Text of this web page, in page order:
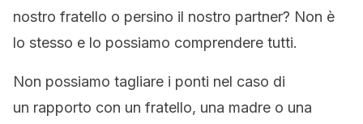
nostro fratello o persino il nostro partner? Non è
lo stesso e lo possiamo comprendere tutti.
Non possiamo tagliare i ponti nel caso di
un rapporto con un fratello, una madre o una